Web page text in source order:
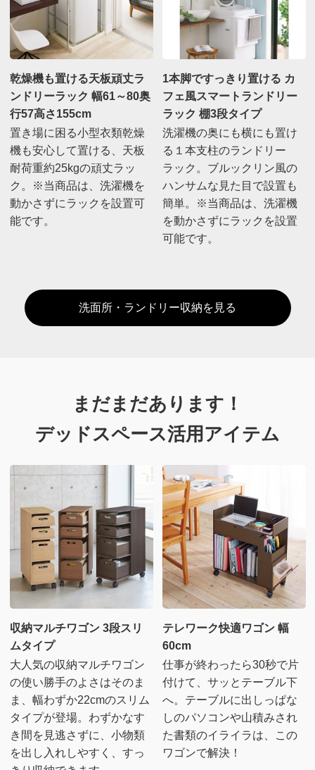
乾燥機も置ける天板頑丈ラ
ンドリーラック 幅61～80奥
行57高さ155cm
置き場に困る小型衣類乾燥
機も安心して置ける、天板
耐荷重約25kgの頑丈ラッ
ク。※当商品は、洗濯機を
動かさずにラックを設置可
能です。
1本脚ですっきり置ける カ
フェ風スマートランドリー
ラック 棚3段タイプ
洗濯機の奥にも横にも置け
る１本支柱のランドリー
ラック。ブルックリン風の
ハンサムな見た目で設置も
簡単。※当商品は、洗濯機
を動かさずにラックを設置
可能です。
洗面所・ランドリー収納を見る
まだまだあります！
デッドスペース活用アイテム
収納マルチワゴン 3段スリ
ムタイプ
大人気の収納マルチワゴン
の使い勝手のよさはそのま
ま、幅わずか22cmのスリム
タイプが登場。わずかなす
き間を見逃さずに、小物類
を出し入れしやすく、すっ
テレワーク快適ワゴン 幅
60cm
仕事が終わったら30秒で片
付けて、サッとテーブル下
へ。テーブルに出しっぱな
しのパソコンや山積みされ
た書類のイライラは、この
ワゴンで解決！